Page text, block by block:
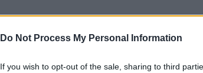
Do Not Process My Personal Information
If you wish to opt-out of the sale, sharing to third